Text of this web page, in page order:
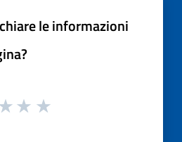
le informazioni